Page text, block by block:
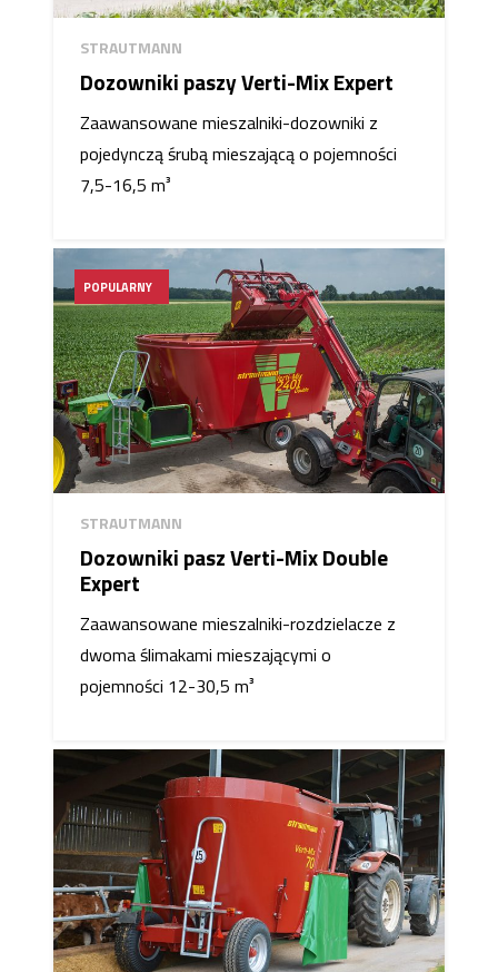
STRAUTMANN
Dozowniki paszy Verti-Mix Expert
Zaawansowane mieszalniki-dozowniki z
pojedynczą śrubą mieszającą o pojemności
7,5-16,5 m³
POPULARNY
STRAUTMANN
Dozowniki pasz Verti-Mix Double
Expert
Zaawansowane mieszalniki-rozdzielacze z
dwoma ślimakami mieszającymi o
pojemności 12-30,5 m³